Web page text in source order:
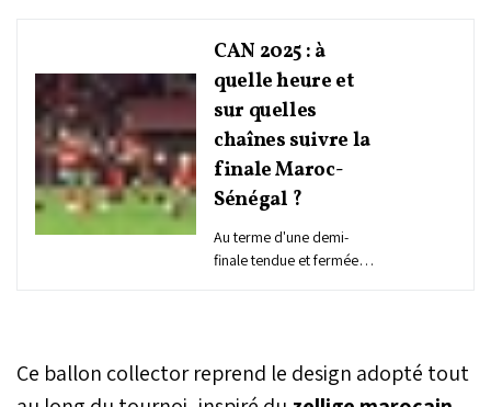
CAN 2025 : à
quelle heure et
sur quelles
chaînes suivre la
finale Maroc-
Sénégal ?
Au terme d'une demi-
finale tendue et fermée
dimanche au Stade Prince
Moulay Abdellah à Rabat.
Ce ballon collector reprend le design adopté tout